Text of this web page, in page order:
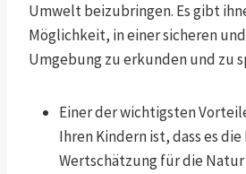
Umwelt beizubringen. Es gibt
Möglichkeit, in einer sicheren
Umgebung zu erkunden und zu
Einer der wichtigsten
Ihren Kindern ist, dass es
Wertschätzung für die